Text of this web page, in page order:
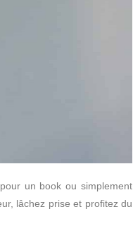
pour un book ou simplement
lâchez prise et profitez du